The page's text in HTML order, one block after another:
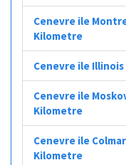
Cenevre ile
Kilometre
Cenevre ile Illinois
Cenevre ile
Kilometre
Cenevre ile
Kilometre